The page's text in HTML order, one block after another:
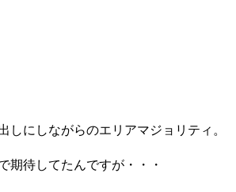
にしながらのエリアマジョリティ。
期待してたんですが・・・